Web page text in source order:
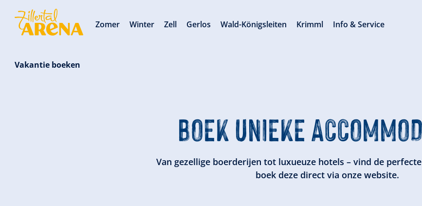
Vakantie boeken
BOEK UNIEKE
Van gezellige boerderijen tot luxueuze hotels – vind de
boek deze direct via onze website.
Zomer Winter Zell Gerlos Wald-Königsleiten Krimml Info & Service